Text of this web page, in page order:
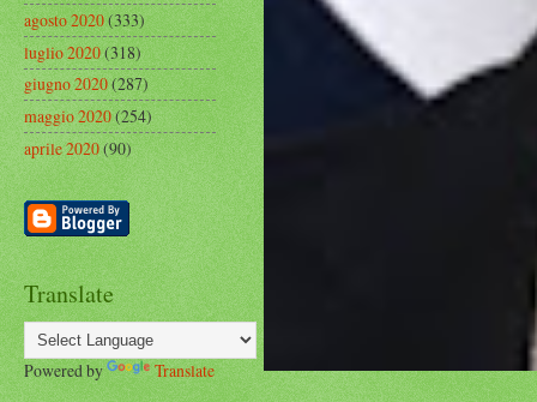
agosto 2020(333)
luglio 2020(318)
giugno 2020(287)
maggio 2020(254)
aprile 2020(90)
Translate
Powered by Translate